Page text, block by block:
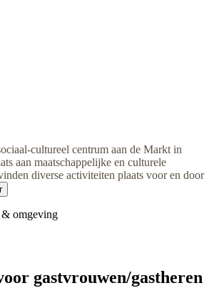
cultureel centrum aan de Markt in
aan maatschappelijke en culturele
diverse activiteiten plaats voor en door
omgeving
gastvrouwen/gastheren